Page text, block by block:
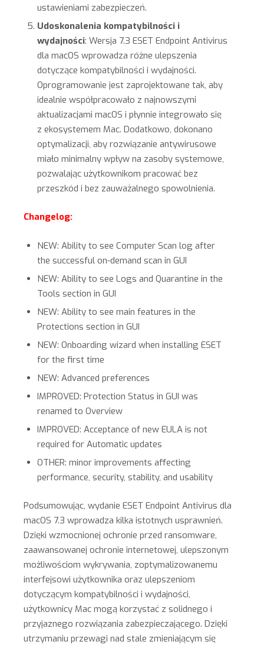
ustawieniami zabezpieczeń.
Udoskonalenia kompatybilności i
wydajności: Wersja 7.3 ESET Endpoint Antivirus
dla macOS wprowadza różne ulepszenia
dotyczące kompatybilności i wydajności.
Oprogramowanie jest zaprojektowane tak, aby
idealnie współpracowało z najnowszymi
aktualizacjami macOS i płynnie integrowało się
z ekosystemem Mac. Dodatkowo, dokonano
optymalizacji, aby rozwiązanie antywirusowe
miało minimalny wpływ na zasoby systemowe,
pozwalając użytkownikom pracować bez
przeszkód i bez zauważalnego spowolnienia.
Changelog:
NEW: Ability to see Computer Scan log after
the successful on-demand scan in GUI
NEW: Ability to see Logs and Quarantine in the
Tools section in GUI
NEW: Ability to see main features in the
Protections section in GUI
NEW: Onboarding wizard when installing ESET
for the first time
NEW: Advanced preferences
IMPROVED: Protection Status in GUI was
renamed to Overview
IMPROVED: Acceptance of new EULA is not
required for Automatic updates
OTHER: minor improvements affecting
performance, security, stability, and usability
Podsumowując, wydanie ESET Endpoint Antivirus dla
macOS 7.3 wprowadza kilka istotnych usprawnień.
Dzięki wzmocnionej ochronie przed ransomware,
zaawansowanej ochronie internetowej, ulepszonym
możliwościom wykrywania, zoptymalizowanemu
interfejsowi użytkownika oraz ulepszeniom
dotyczącym kompatybilności i wydajności,
użytkownicy Mac mogą korzystać z solidnego i
przyjaznego rozwiązania zabezpieczającego. Dzięki
utrzymaniu przewagi nad stale zmieniającym się